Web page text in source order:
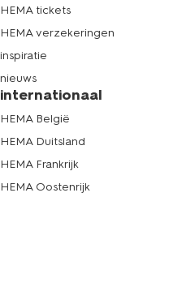
HEMA tickets
HEMA verzekeringen
inspiratie
nieuws
internationaal
HEMA België
HEMA Duitsland
HEMA Frankrijk
HEMA Oostenrijk